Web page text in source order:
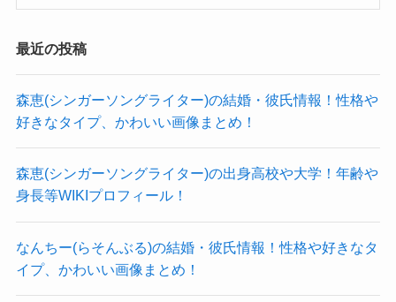
一気に知名度が高まりました。
ユリアペレシルドは結婚して夫や子供等
家族はいる？
次にユリアペレシルドさんが結婚しているのか
夫(旦那)や子供はいるのか？
最近の投稿
森恵(シンガーソングライター)の結婚・彼氏情報！性格や
好きなタイプ、かわいい画像まとめ！
森恵(シンガーソングライター)の出身高校や大学！年齢や
身長等WIKIプロフィール！
なんちー(らそんぶる)の結婚・彼氏情報！性格や好きなタ
イプ、かわいい画像まとめ！